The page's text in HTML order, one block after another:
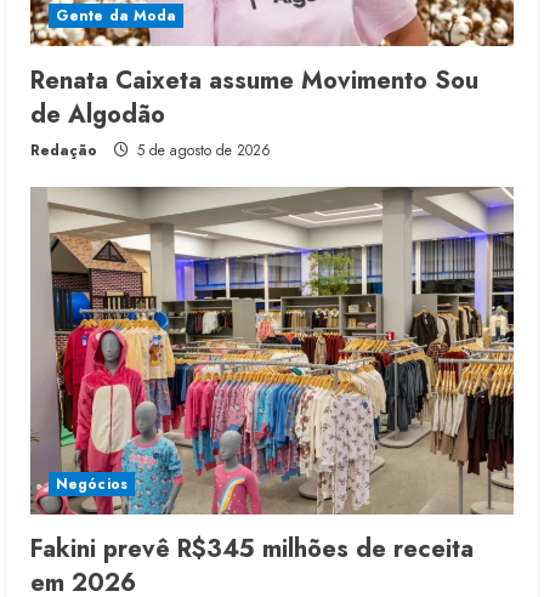
Gente da Moda
Renata Caixeta assume Movimento Sou
de Algodão
Redação 5 de agosto de 2026
Negócios
Fakini prevê R$345 milhões de receita
em 2026